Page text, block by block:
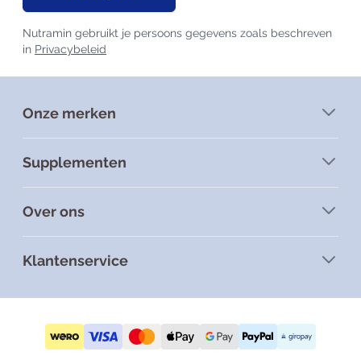
Nutramin gebruikt je persoons gegevens zoals beschreven
in Privacybeleid
Onze merken
Supplementen
Over ons
Klantenservice